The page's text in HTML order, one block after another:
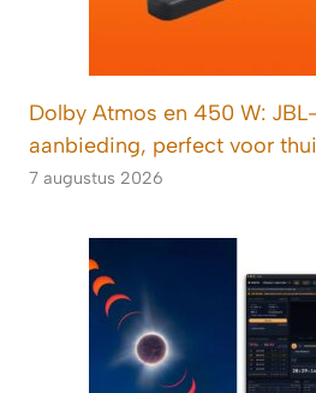
Dolby Atmos en 450 W:
aanbieding, perfect voor
7 augustus 2026